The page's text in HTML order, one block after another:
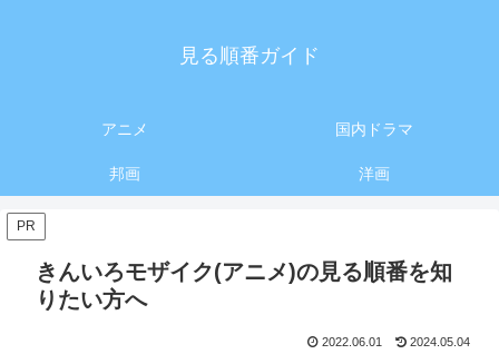
見る順番ガイド
アニメ 国内ドラマ
邦画 洋画
PR
きんいろモザイク(アニメ)の見る順番を知
りたい方へ
2022.06.01 2024.05.04